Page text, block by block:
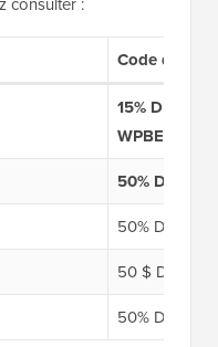
Code de
15% DE
WPBEG19
50% DE
50% DE
50 $ DE
50% DE